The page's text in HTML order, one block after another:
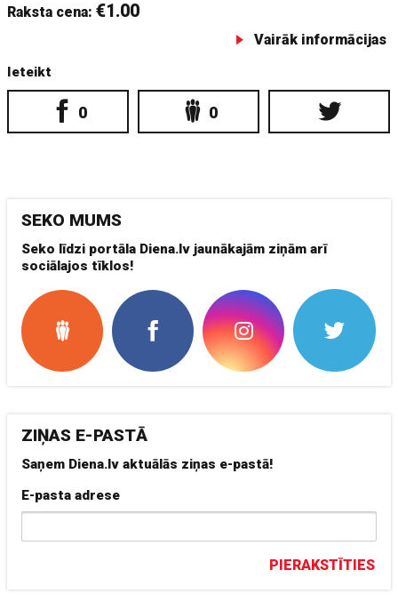
Raksta cena:€1.00
Vairāk informācijas
Ieteikt
0 0
SEKO MUMS
Seko līdzi portāla Diena.lv jaunākajām ziņām arī
sociālajos tīklos!
ZIŅAS E-PASTĀ
Saņem Diena.lv aktuālās ziņas e-pastā!
E-pasta adrese
PIERAKSTĪTIES